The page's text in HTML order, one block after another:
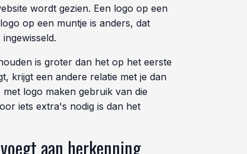
wordt gezien. Een logo op een
op een muntje is anders, dat
is groter dan het op het eerste
krijgt een andere relatie met je dan
logo maken gebruik van die
iets extra's nodig is dan het
aan herkenning